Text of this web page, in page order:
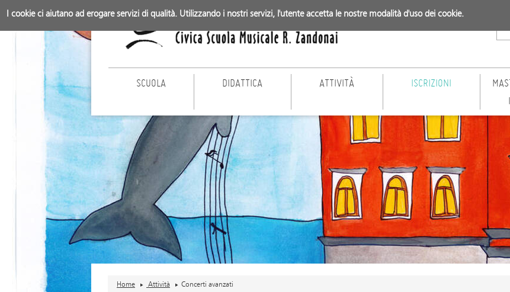
SCUOLA DIDATTICA ATTIVITÀ ISCRIZIONI
Home Attività Concerti avanzati
I cookie ci aiutano ad erogare servizi di qualità. Utilizzando i nostri servizi, l'utente accetta le nostre modalità d'uso dei cookie.